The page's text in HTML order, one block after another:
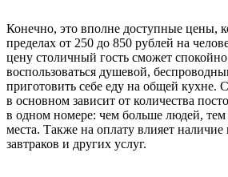
Конечно, это вполне доступные цены,
пределах от 250 до 850 рублей на
цену столичный гость сможет
воспользоваться душевой,
приготовить себе еду на общей кухне.
в основном зависит от количества
в одном номере: чем больше людей, тем
места. Также на оплату влияет наличие
завтраков и других услуг.